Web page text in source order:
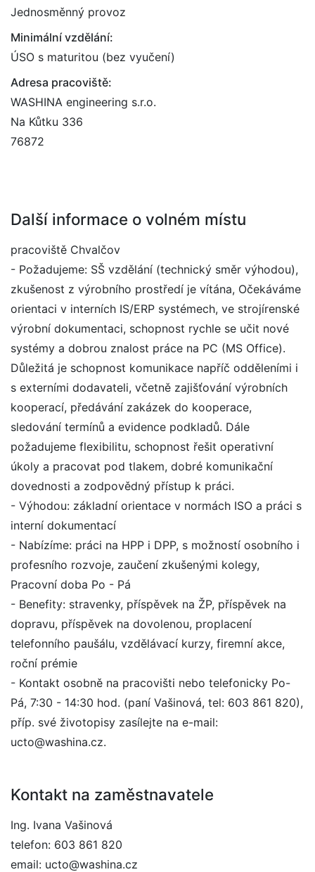
Jednosměnný provoz
Minimální vzdělání:
ÚSO s maturitou (bez vyučení)
Adresa pracoviště:
WASHINA engineering s.r.o.
Na Kůtku 336
76872
Další informace o volném místu
pracoviště Chvalčov
- Požadujeme: SŠ vzdělání (technický směr výhodou),
zkušenost z výrobního prostředí je vítána, Očekáváme
orientaci v interních IS/ERP systémech, ve strojírenské
výrobní dokumentaci, schopnost rychle se učit nové
systémy a dobrou znalost práce na PC (MS Office).
Důležitá je schopnost komunikace napříč odděleními i
s externími dodavateli, včetně zajišťování výrobních
kooperací, předávání zakázek do kooperace,
sledování termínů a evidence podkladů. Dále
požadujeme flexibilitu, schopnost řešit operativní
úkoly a pracovat pod tlakem, dobré komunikační
dovednosti a zodpovědný přístup k práci.
- Výhodou: základní orientace v normách ISO a práci s
interní dokumentací
- Nabízíme: práci na HPP i DPP, s možností osobního i
profesního rozvoje, zaučení zkušenými kolegy,
Pracovní doba Po - Pá
- Benefity: stravenky, příspěvek na ŽP, příspěvek na
dopravu, příspěvek na dovolenou, proplacení
telefonního paušálu, vzdělávací kurzy, firemní akce,
roční prémie
- Kontakt osobně na pracovišti nebo telefonicky Po-
Pá, 7:30 - 14:30 hod. (paní Vašinová, tel: 603 861 820),
příp. své životopisy zasílejte na e-mail:
ucto@washina.cz.
Kontakt na zaměstnavatele
Ing. Ivana Vašinová
telefon: 603 861 820
email: ucto@washina.cz